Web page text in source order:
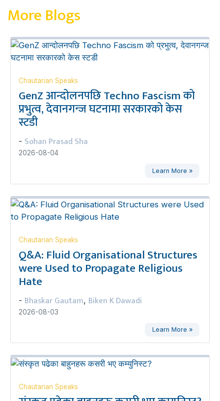
More Blogs
Chautarian Speaks
GenZ आन्दोलनपछि Techno Fascism को
प्रभुत्व, देवानगन्ज घटनामा सरकारको केस
स्टडी
- Sohan Prasad Sha
2026-08-04
Learn More »
Chautarian Speaks
Q&A: Fluid Organisational Structures
were Used to Propagate Religious
Hate
- Bhaskar Gautam, Biken K Dawadi
2026-08-03
Learn More »
Chautarian Speaks